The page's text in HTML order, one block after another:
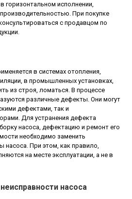
горизонтальном исполнении,
При покупке
с продавцом по
в системах отопления,
в промышленных установках,
из строя, ломаться. В процессе
различные дефекты. Они могут
дефектами, так и
Для устранения дефекта
насоса, дефектацию и ремонт его
необходимо заменить
насоса. При этом, как правило,
на месте эксплуатации, а не в
насоса